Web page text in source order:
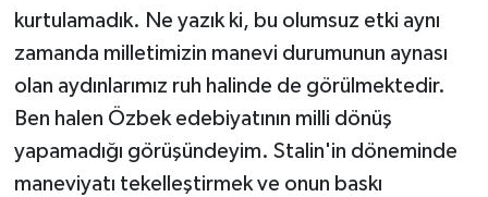
kurtulamadık. Ne yazık ki, bu olumsuz etki aynı
zamanda milletimizin manevi durumunun aynası
olan aydınlarımız ruh halinde de görülmektedir.
Ben halen Özbek edebiyatının milli dönüş
yapamadığı görüşündeyim. Stalin'in döneminde
maneviyatı tekelleştirmek ve onun baskı